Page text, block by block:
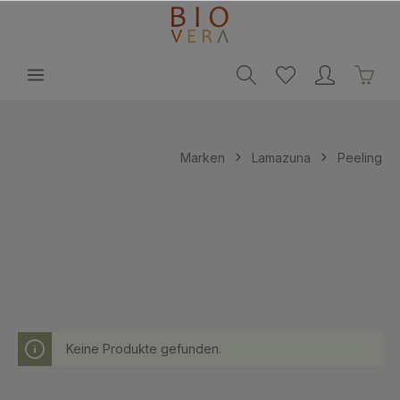
Marken Lamazuna Peeling
Keine Produkte gefunden.